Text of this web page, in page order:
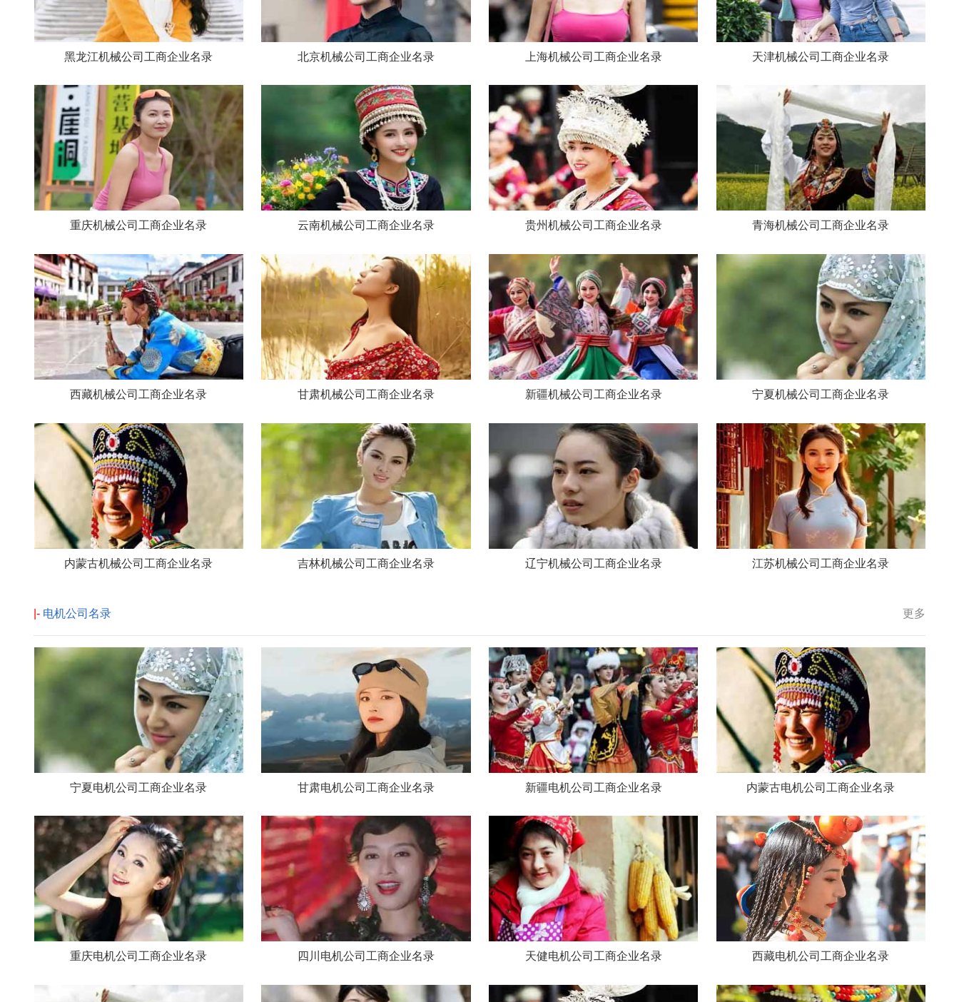
黑龙江机械公司工商企业名录 北京机械公司工商企业名录 上海机械公司工商企业名录 天津机械公司工商企业名录
重庆机械公司工商企业名录 云南机械公司工商企业名录 贵州机械公司工商企业名录 青海机械公司工商企业名录
西藏机械公司工商企业名录 甘肃机械公司工商企业名录 新疆机械公司工商企业名录 宁夏机械公司工商企业名录
内蒙古机械公司工商企业名录 吉林机械公司工商企业名录 辽宁机械公司工商企业名录 江苏机械公司工商企业名录
更多
|- 电机公司名录
宁夏电机公司工商企业名录 甘肃电机公司工商企业名录 新疆电机公司工商企业名录 内蒙古电机公司工商企业名录
重庆电机公司工商企业名录 四川电机公司工商企业名录 天健电机公司工商企业名录 西藏电机公司工商企业名录